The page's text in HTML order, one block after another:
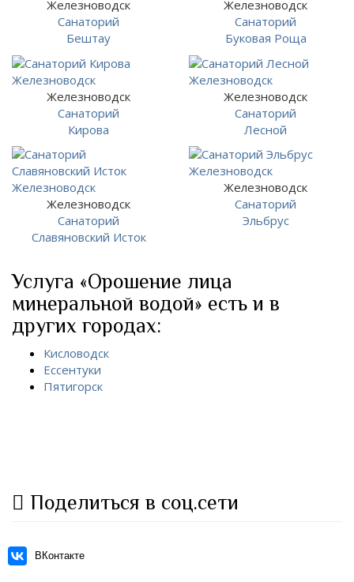
Железноводск
Санаторий
Бештау
Железноводск
Санаторий
Буковая Роща
Железноводск
Санаторий
Кирова
Железноводск
Санаторий
Лесной
Железноводск
Санаторий
Славяновский Исток
Железноводск
Санаторий
Эльбрус
Услуга «Орошение лица
минеральной водой» есть и в
других городах:
Кисловодск
Ессентуки
Пятигорск
Поделиться в соц.сети
ВКонтакте